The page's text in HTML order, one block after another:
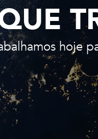
hoje